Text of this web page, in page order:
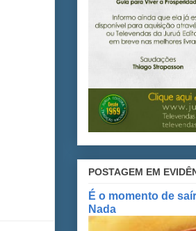
POSTAGEM EM
É o momento de
Nada